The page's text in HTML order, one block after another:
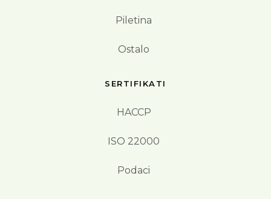
Piletina
Ostalo
SERTIFIKATI
HACCP
ISO 22000
Podaci